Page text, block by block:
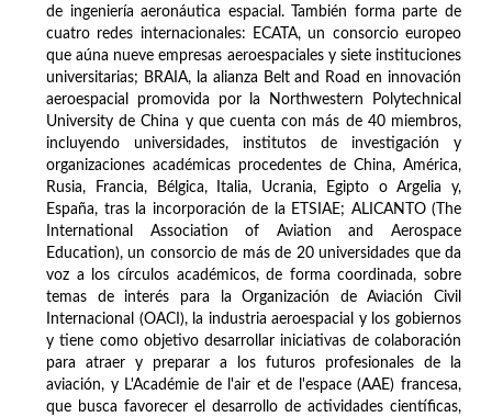
de ingeniería aeronáutica espacial. También forma parte de
cuatro redes internacionales: ECATA, un consorcio europeo
que aúna nueve empresas aeroespaciales y siete instituciones
universitarias; BRAIA, la alianza Belt and Road en innovación
aeroespacial promovida por la Northwestern Polytechnical
University de China y que cuenta con más de 40 miembros,
incluyendo universidades, institutos de investigación y
organizaciones académicas procedentes de China, América,
Rusia, Francia, Bélgica, Italia, Ucrania, Egipto o Argelia y,
España, tras la incorporación de la ETSIAE; ALICANTO (The
International Association of Aviation and Aerospace
Education), un consorcio de más de 20 universidades que da
voz a los círculos académicos, de forma coordinada, sobre
temas de interés para la Organización de Aviación Civil
Internacional (OACI), la industria aeroespacial y los gobiernos
y tiene como objetivo desarrollar iniciativas de colaboración
para atraer y preparar a los futuros profesionales de la
aviación, y L'Académie de l'air et de l'espace (AAE) francesa,
que busca favorecer el desarrollo de actividades científicas,